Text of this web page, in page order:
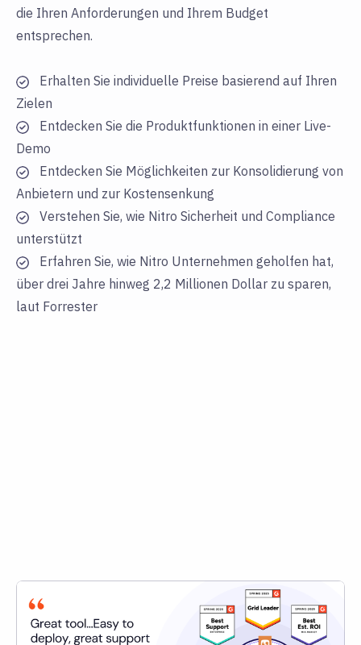
die Ihren Anforderungen und Ihrem Budget
entsprechen.
Erhalten Sie individuelle Preise basierend auf Ihren
Zielen
Entdecken Sie die Produktfunktionen in einer Live-
Demo
Entdecken Sie Möglichkeiten zur Konsolidierung von
Anbietern und zur Kostensenkung
Verstehen Sie, wie Nitro Sicherheit und Compliance
unterstützt
Erfahren Sie, wie Nitro Unternehmen geholfen hat,
über drei Jahre hinweg 2,2 Millionen Dollar zu sparen,
laut Forrester